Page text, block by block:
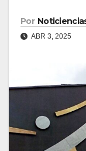
Por
ABR 3, 2025